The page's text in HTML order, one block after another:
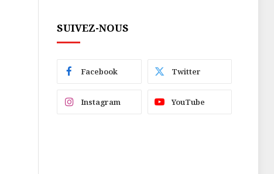
SUIVEZ-NOUS
Facebook Twitter
Instagram YouTube